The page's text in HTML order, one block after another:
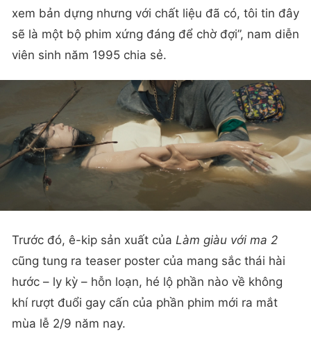
xem bản dựng nhưng với chất liệu đã có, tôi tin đây
sẽ là một bộ phim xứng đáng để chờ đợi”, nam diễn
viên sinh năm 1995 chia sẻ.
Trước đó, ê-kip sản xuất của Làm giàu với ma 2
cũng tung ra teaser poster của mang sắc thái hài
hước – ly kỳ – hỗn loạn, hé lộ phần nào về không
khí rượt đuổi gay cấn của phần phim mới ra mắt
mùa lễ 2/9 năm nay.